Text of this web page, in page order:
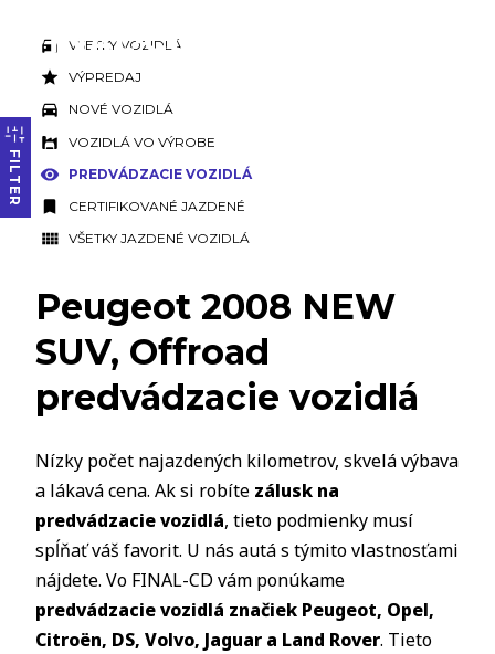
FILTER
VŠETKY VOZIDLÁ
VÝPREDAJ
NOVÉ VOZIDLÁ
VOZIDLÁ VO VÝROBE
PREDVÁDZACIE VOZIDLÁ
CERTIFIKOVANÉ JAZDENÉ
VŠETKY JAZDENÉ VOZIDLÁ
Peugeot 2008 NEW
SUV, Offroad
predvádzacie vozidlá
Nízky počet najazdených kilometrov, skvelá výbava
a lákavá cena. Ak si robíte zálusk na
predvádzacie vozidlá, tieto podmienky musí
spĺňať váš favorit. U nás autá s týmito vlastnosťami
nájdete. Vo FINAL-CD vám ponúkame
predvádzacie vozidlá značiek Peugeot, Opel,
Citroën, DS, Volvo, Jaguar a Land Rover. Tieto